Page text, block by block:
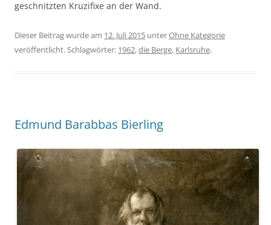
geschnitzten Kruzifixe an der Wand.
Dieser Beitrag wurde am 12. Juli 2015 unterOhne Kategorie
veröffentlicht. Schlagwörter: 1962,die Berge, Karlsruhe.
Edmund Barabbas Bierling